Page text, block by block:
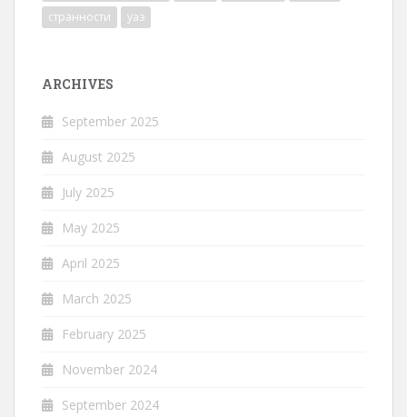
странности
уаз
ARCHIVES
September 2025
August 2025
July 2025
May 2025
April 2025
March 2025
February 2025
November 2024
September 2024